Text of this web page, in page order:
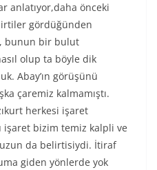
anlatıyor,daha önceki
gördüğünden
bunun bir bulut
olup ta böyle dik
Abay’ın görüşünü
çaremiz kalmamıştı.
herkesi işaret
işaret bizim temiz kalpli ve
da belirtisiydi. İtiraf
giden yönlerde yok